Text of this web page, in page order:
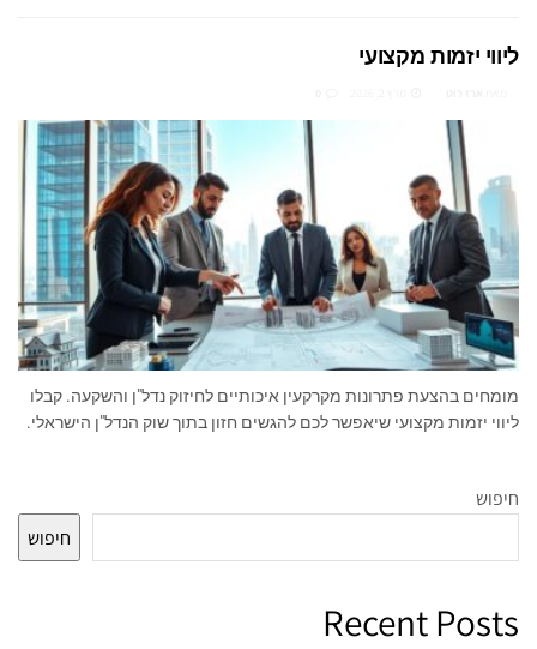
ליווי יזמות מקצועי
מומחים בהצעת פתרונות מקרקעין איכותיים לחיזוק נדל"ן והשקעה. קבלו
ליווי יזמות מקצועי שיאפשר לכם להגשים חזון בתוך שוק הנדל"ן הישראלי.
חיפוש
חיפוש
Recent Posts